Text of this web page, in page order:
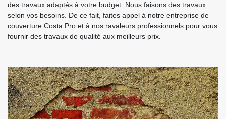
des travaux adaptés à votre budget. Nous faisons des travaux
selon vos besoins. De ce fait, faites appel à notre entreprise de
couverture Costa Pro et à nos ravaleurs professionnels pour vous
fournir des travaux de qualité aux meilleurs prix.